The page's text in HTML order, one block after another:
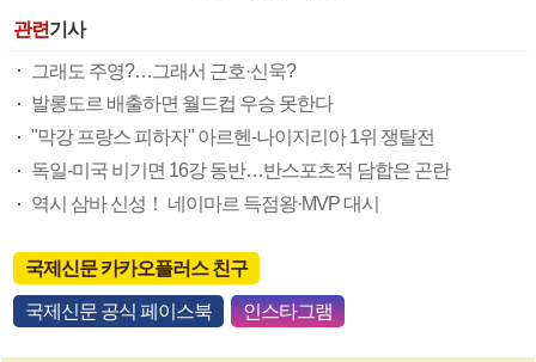
관련기사
그래도 주영?…그래서 근호·신욱?
발롱도르 배출하면 월드컵 우승 못한다
"막강 프랑스 피하자" 아르헨-나이지리아 1위 쟁탈전
독일-미국 비기면 16강 동반…반스포츠적 담합은 곤란
역시 삼바 신성！ 네이마르 득점왕·MVP 대시
국제신문 카카오플러스 친구
국제신문 공식 페이스북 인스타그램